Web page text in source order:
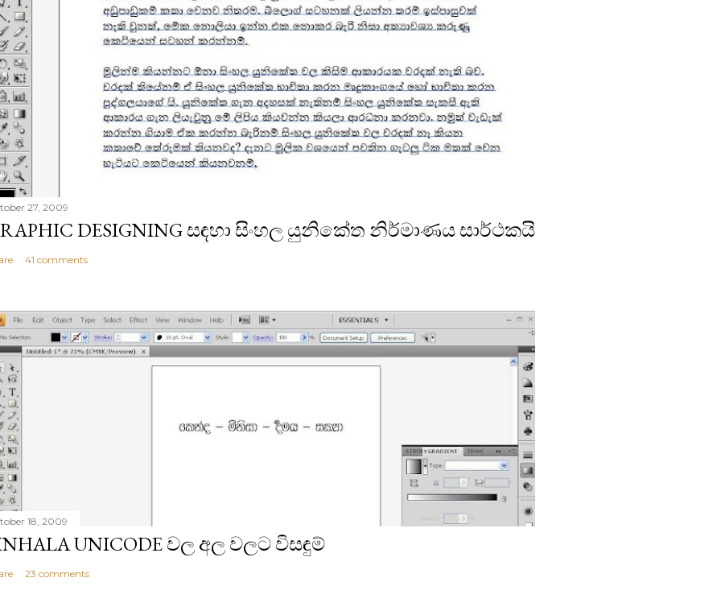
27, 2009
DESIGNING සඳහා සිංහල යුනිකේත නිර්මාණය සාර්ථකයි
41 comments
18, 2009
UNICODE වල අල වලට විසඳුම්
23 comments